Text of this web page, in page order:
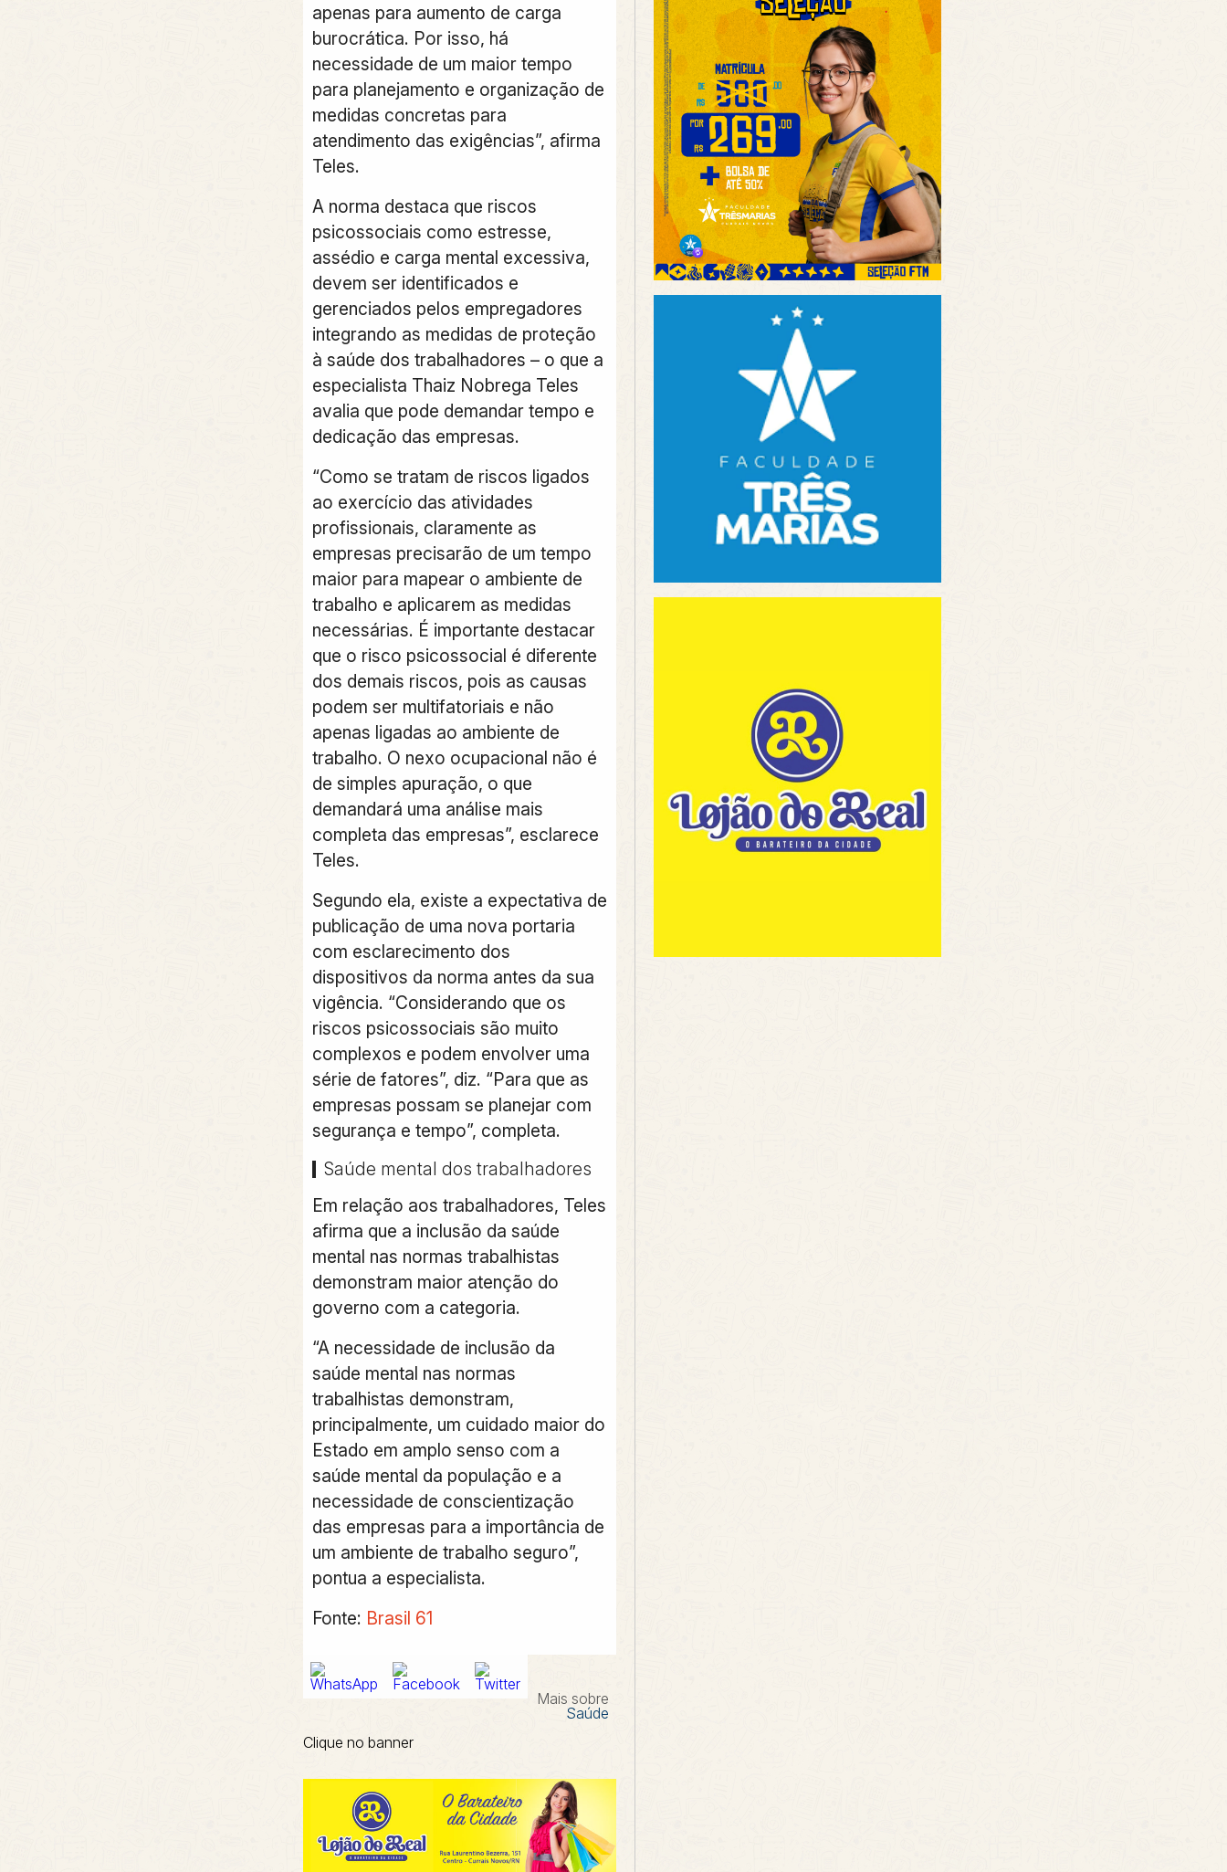
apenas para aumento de carga
burocrática. Por isso, há
necessidade de um maior tempo
para planejamento e organização de
medidas concretas para
atendimento das exigências”, afirma
Teles.
A norma destaca que riscos
psicossociais como estresse,
assédio e carga mental excessiva,
devem ser identificados e
gerenciados pelos empregadores
integrando as medidas de proteção
à saúde dos trabalhadores – o que a
especialista Thaiz Nobrega Teles
avalia que pode demandar tempo e
dedicação das empresas.
“Como se tratam de riscos ligados
ao exercício das atividades
profissionais, claramente as
empresas precisarão de um tempo
maior para mapear o ambiente de
trabalho e aplicarem as medidas
necessárias. É importante destacar
que o risco psicossocial é diferente
dos demais riscos, pois as causas
podem ser multifatoriais e não
apenas ligadas ao ambiente de
trabalho. O nexo ocupacional não é
de simples apuração, o que
demandará uma análise mais
completa das empresas”, esclarece
Teles.
Segundo ela, existe a expectativa de
publicação de uma nova portaria
com esclarecimento dos
dispositivos da norma antes da sua
vigência. “Considerando que os
riscos psicossociais são muito
complexos e podem envolver uma
série de fatores”, diz. “Para que as
empresas possam se planejar com
segurança e tempo”, completa.
Saúde mental dos trabalhadores
Em relação aos trabalhadores, Teles
afirma que a inclusão da saúde
mental nas normas trabalhistas
demonstram maior atenção do
governo com a categoria.
“A necessidade de inclusão da
saúde mental nas normas
trabalhistas demonstram,
principalmente, um cuidado maior do
Estado em amplo senso com a
saúde mental da população e a
necessidade de conscientização
das empresas para a importância de
um ambiente de trabalho seguro”,
pontua a especialista.
Fonte: Brasil 61
Mais sobre
Saúde
Clique no banner